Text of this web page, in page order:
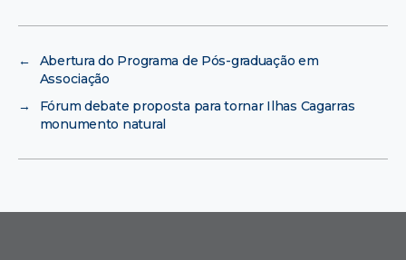
←
Abertura do Programa de Pós-graduação em
Associação
→
Fórum debate proposta para tornar Ilhas Cagarras
monumento natural